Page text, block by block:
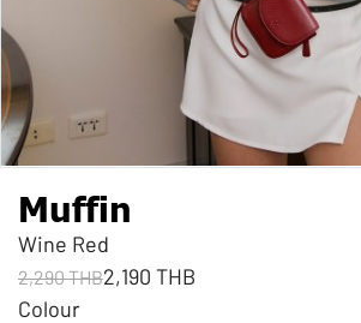
Muffin
Wine Red
2,290 THB2,190 THB
Colour